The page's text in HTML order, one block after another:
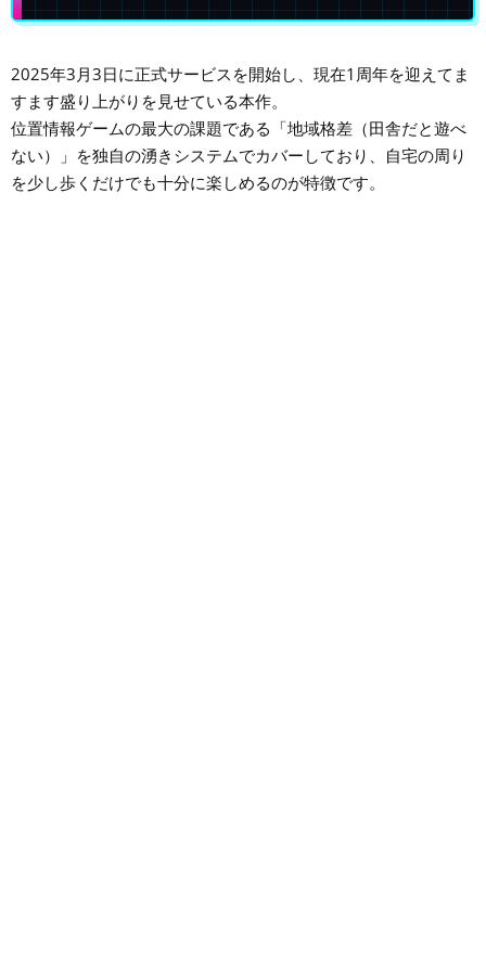
2025年3月3日に正式サービスを開始し、現在1周年を迎えてま
すます盛り上がりを見せている本作。
位置情報ゲームの最大の課題である「地域格差（田舎だと遊べ
ない）」を独自の湧きシステムでカバーしており、自宅の周り
を少し歩くだけでも十分に楽しめるのが特徴です。